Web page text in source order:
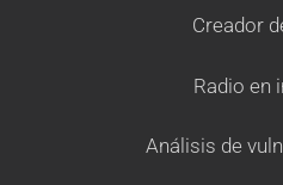
Creador
Radio en
Análisis de